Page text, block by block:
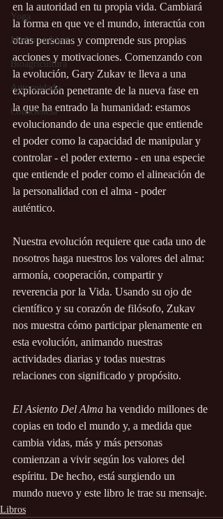
Yoga
Medio ambiente
Bioagricultura
Autocuidado
Consciencia
en la autoridad en tu propia vida. Cambiará
la forma en que ve el mundo, interactúa con
otras personas y comprende sus propias
acciones y motivaciones. Comenzando con
la evolución, Gary Zukav te lleva a una
exploración penetrante de la nueva fase en
la que ha entrado la humanidad: estamos
evolucionando de una especie que entiende
el poder como la capacidad de manipular y
controlar - el poder externo - en una especie
que entiende el poder como el alineación de
la personalidad con el alma - poder
auténtico.
Nuestra evolución requiere que cada uno de
nosotros haga nuestros los valores del alma:
armonía, cooperación, compartir y
reverencia por la Vida. Usando su ojo de
científico y su corazón de filósofo, Zukav
nos muestra cómo participar plenamente en
esta evolución, animando nuestras
actividades diarias y todas nuestras
relaciones con significado y propósito.
El Asiento Del Alma ha vendido millones de
copias en todo el mundo y, a medida que
cambia vidas, más y más personas
comienzan a vivir según los valores del
espíritu. De hecho, está surgiendo un
mundo nuevo y este libro le trae su mensaje.
Libros